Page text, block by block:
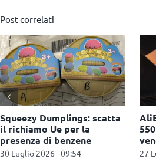
Post correlati
da
la
illegali
Kind + Jugend 2026, a
Colonia il settore baby
guarda al futuro
22 Luglio 2026 - 12:22